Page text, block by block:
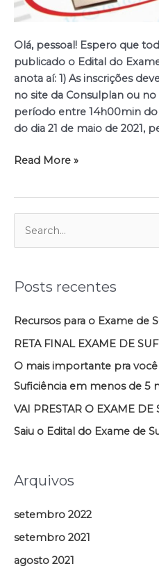
Olá, pessoal! Espero que
publicado o Edital do Exame
anota aí: 1) As inscrições
no site da Consulplan ou no
período entre 14h00min do
do dia 21 de maio de 2021,
Read More »
q
u
p
o
Posts recentes
Recursos para o Exame de
RETA FINAL EXAME DE
O mais importante pra
Suficiência em menos de 5
VAI PRESTAR O EXAME DE
Saiu o Edital do Exame de
Arquivos
setembro 2022
setembro 2021
agosto 2021